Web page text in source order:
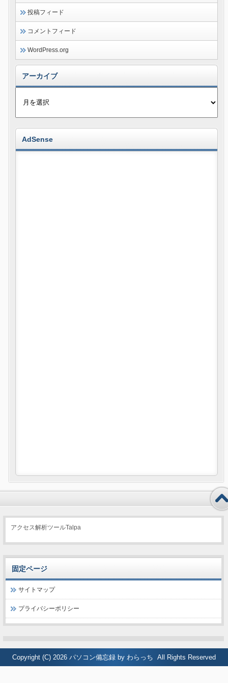
投稿フィード
コメントフィード
WordPress.org
アーカイブ
AdSense
アクセス解析ツールTalpa
固定ページ
サイトマップ
プライバシーポリシー
Copyright (C) 2026 パソコン備忘録 by わらっち All Rights Reserved